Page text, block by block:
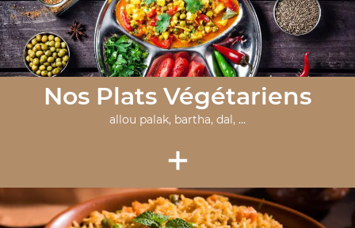
Nos Plats Végétariens
allou palak, bartha, dal, ...
+